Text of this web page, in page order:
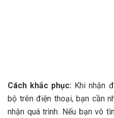
Cách khắc phục: Khi nhận
bộ trên điện thoại, bạn cần
nhận quá trình. Nếu bạn vô